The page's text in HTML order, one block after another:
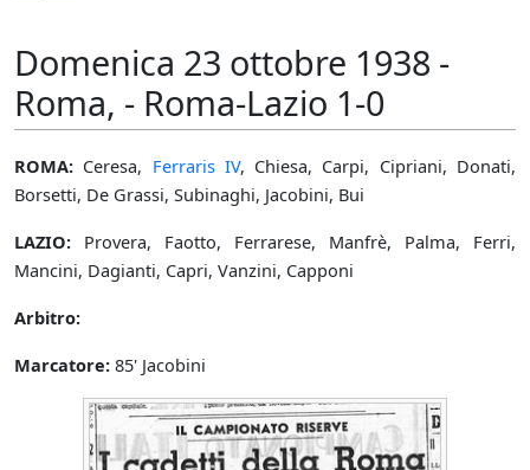
Domenica 23 ottobre 1938 -
Roma, - Roma-Lazio 1-0
ROMA: Ceresa, Ferraris IV, Chiesa, Carpi, Cipriani, Donati,
Borsetti, De Grassi, Subinaghi, Jacobini, Bui
LAZIO: Provera, Faotto, Ferrarese, Manfrè, Palma, Ferri,
Mancini, Dagianti, Capri, Vanzini, Capponi
Arbitro:
Marcatore: 85' Jacobini